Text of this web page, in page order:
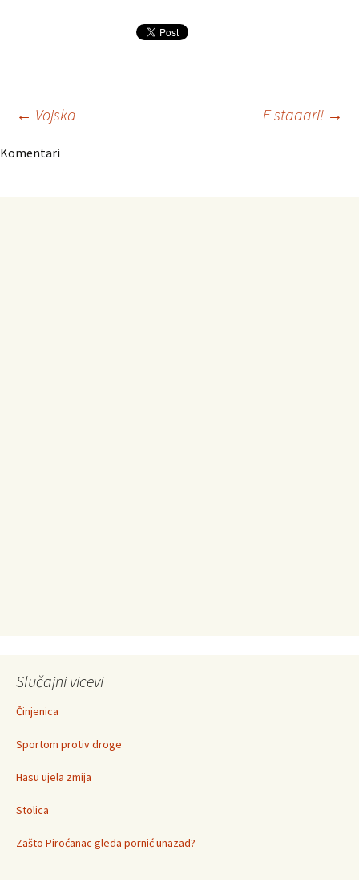
Navigacija
← Vojska E staaari! →
Komentari
Slučajni vicevi
Činjenica
Sportom protiv droge
Hasu ujela zmija
Stolica
Zašto Piroćanac gleda pornić unazad?